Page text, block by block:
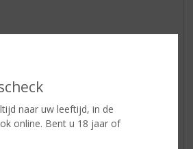
naar uw leeftijd, in de
online. Bent u 18 jaar of